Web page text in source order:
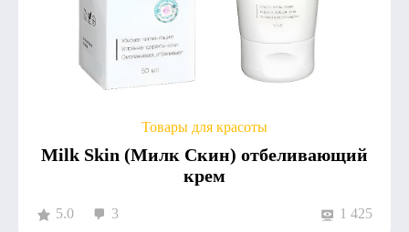
Товары для красоты
Milk Skin (Милк Скин) отбеливающий
крем
5.0 3 1 425